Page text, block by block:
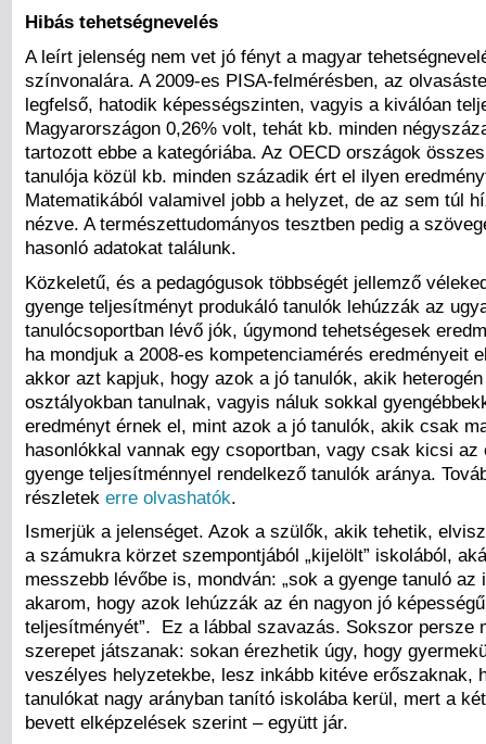
Hibás tehetségnevelés
A leírt jelenség nem vet jó fényt a magyar
színvonalára. A 2009-es PISA-felmérésben, az
legfelső, hatodik képességszinten, vagyis a kiválóan
Magyarországon 0,26% volt, tehát kb. minden
tartozott ebbe a kategóriába. Az OECD országok
tanulója közül kb. minden századik ért el ilyen
Matematikából valamivel jobb a helyzet, de az sem túl
nézve. A természettudományos tesztben pedig a
hasonló adatokat találunk.
Közkeletű, és a pedagógusok többségét jellemző
gyenge teljesítményt produkáló tanulók lehúzzák az
tanulócsoportban lévő jók, úgymond tehetségesek
ha mondjuk a 2008-es kompetenciamérés eredményeit
akkor azt kapjuk, hogy azok a jó tanulók, akik
osztályokban tanulnak, vagyis náluk sokkal
eredményt érnek el, mint azok a jó tanulók, akik csak
hasonlókkal vannak egy csoportban, vagy csak kicsi az
gyenge teljesítménnyel rendelkező tanulók aránya.
részletek erre olvashatók.
Ismerjük a jelenséget. Azok a szülők, akik tehetik,
a számukra körzet szempontjából „kijelölt” iskolából,
messzebb lévőbe is, mondván: „sok a gyenge tanuló az
akarom, hogy azok lehúzzák az én nagyon jó
teljesítményét”. Ez a lábbal szavazás. Sokszor persze
szerepet játszanak: sokan érezhetik úgy, hogy
veszélyes helyzetekbe, lesz inkább kitéve erőszaknak,
tanulókat nagy arányban tanító iskolába kerül, mert a
bevett elképzelések szerint – együtt jár.